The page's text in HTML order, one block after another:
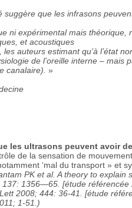
que les infrasons
ni expérimental mais
et acoustiques
auteurs estimant qu’à l’état
de l’oreille interne –
canalaire). »
les ultrasons peuvent avoir
de la sensation de
‘mal du transport » et
PK et al. A theory to
137: 1356—65. [étude
2008; 444: 36-41. [étude
1-51.)